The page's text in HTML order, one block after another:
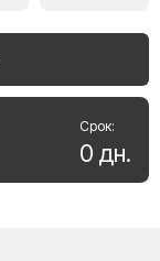
Срок:
0 дн.